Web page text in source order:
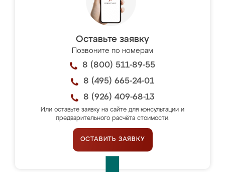
Оставьте заявку
Позвоните по номерам
8 (800) 511-89-55
8 (495) 665-24-01
8 (926) 409-68-13
Или оставьте заявку на сайте для консультации и
предварительного расчёта стоимости.
ОСТАВИТЬ ЗАЯВКУ